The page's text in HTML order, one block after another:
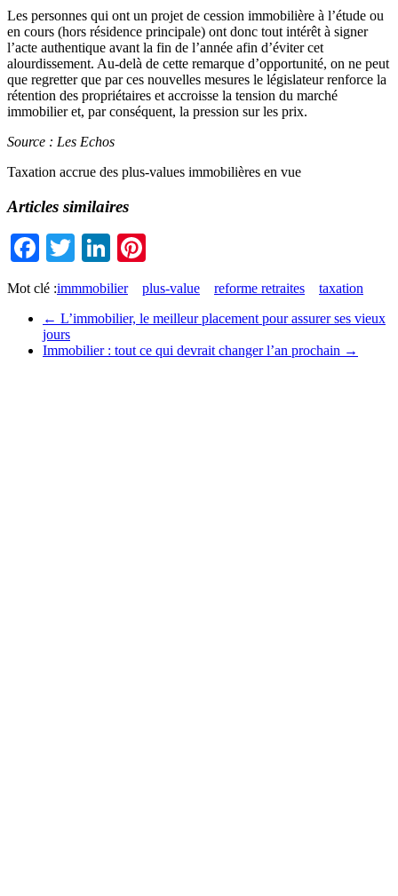
Les personnes qui ont un projet de cession immobilière à l’étude ou
en cours (hors résidence principale) ont donc tout intérêt à signer
l’acte authentique avant la fin de l’année afin d’éviter cet
alourdissement. Au-delà de cette remarque d’opportunité, on ne peut
que regretter que par ces nouvelles mesures le législateur renforce la
rétention des propriétaires et accroisse la tension du marché
immobilier et, par conséquent, la pression sur les prix.
Source : Les Echos
Taxation accrue des plus-values immobilières en vue
Articles similaires
Facebook
TwitterLinkedIn
Mot clé :immmobilier plus-value reforme retraites
taxation
← L’immobilier, le meilleur placement pour assurer ses vieux
jours
Immobilier : tout ce qui devrait changer l’an prochain →